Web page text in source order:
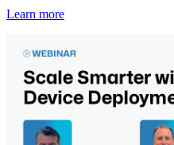
Learn more